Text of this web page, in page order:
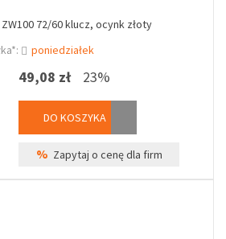
72/60 klucz, ocynk złoty
poniedziałek
49,08 zł 23%
DO KOSZYKA
% Zapytaj o cenę dla firm